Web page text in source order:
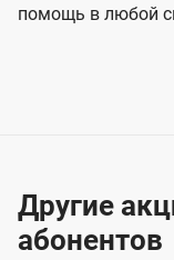
помощь в любой
Другие
абонентов